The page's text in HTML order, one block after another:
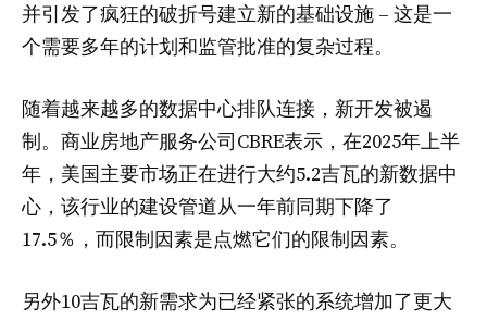
并引发了疯狂的破折号建立新的基础设施 – 这是一
个需要多年的计划和监管批准的复杂过程。
随着越来越多的数据中心排队连接，新开发被遏
制。商业房地产服务公司CBRE表示，在2025年上半
年，美国主要市场正在进行大约5.2吉瓦的新数据中
心，该行业的建设管道从一年前同期下降了
17.5％，而限制因素是点燃它们的限制因素。
另外10吉瓦的新需求为已经紧张的系统增加了更大